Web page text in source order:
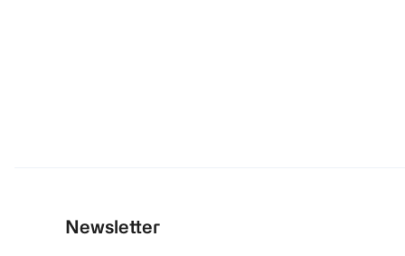
Newsletter